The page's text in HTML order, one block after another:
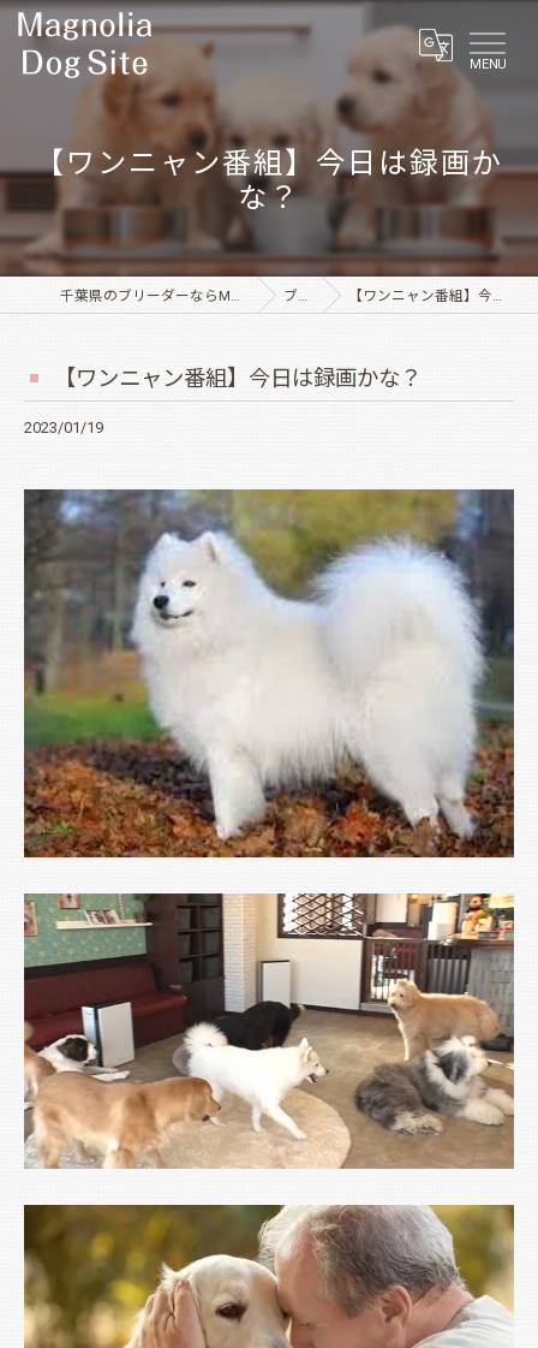
MENU
【ワンニャン番組】今日は録画か
な？
千葉県のブリーダーならMagnolia Dog Site ブログ 【ワンニャン番組】今日は録画かな？
【ワンニャン番組】今日は録画かな？
2023/01/19